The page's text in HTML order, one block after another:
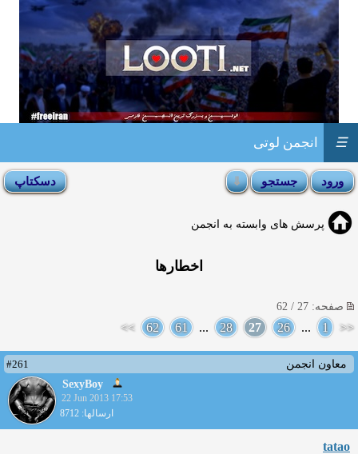
انجمن لوتی ☰
پرسش های وابسته به انجمن
اخطارها
صفحه: 27 / 62
<<
1
...
26
27
28
...
61
62
>>
معاون انجمن
#261
SexyBoy
22 Jun 2013 17:53
ارسالها: 8712
tatao